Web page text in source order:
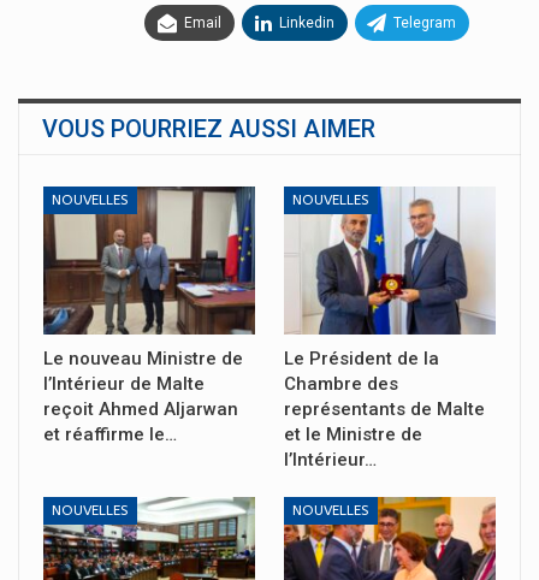
Email Linkedin Telegram
VOUS POURRIEZ AUSSI AIMER
NOUVELLES
Le nouveau Ministre de
l’Intérieur de Malte
reçoit Ahmed Aljarwan
et réaffirme le…
NOUVELLES
Le Président de la
Chambre des
représentants de Malte
et le Ministre de
l’Intérieur…
NOUVELLES NOUVELLES